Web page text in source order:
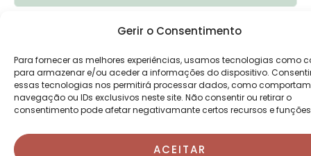
Gerir o Consentimento
Para fornecer as melhores experiências, usamos tecnologias como
para armazenar e/ou aceder a informações do dispositivo.
essas tecnologias nos permitirá processar dados, como
navegação ou IDs exclusivos neste site. Não consentir ou retirar o
consentimento pode afetar negativamante certos recursos e
ACEITAR